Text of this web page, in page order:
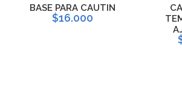
BASE PARA CAUTIN
$16.000